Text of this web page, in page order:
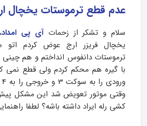
عدم قطع ترموستات یخچال
سلام و تشکر از زحمات آی پی امداد
یخچال فریزر ارج عوض کردم
ترموستات دانفوس انداختم و هم چینی
با گیره هم محکم کردم ولی قطع نمی
وقتی موتور تعویض شد این مشکل
کشی رله ایراد داشته باشه؟ لطفا